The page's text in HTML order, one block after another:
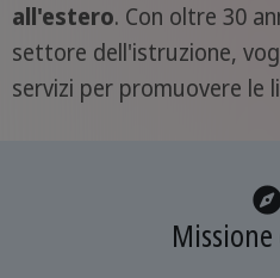
all'estero. Con oltre 30
settore dell'istruzione,
servizi per promuovere le